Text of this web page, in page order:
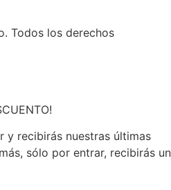
Todos los derechos
y recibirás nuestras últimas
sólo por entrar, recibirás un